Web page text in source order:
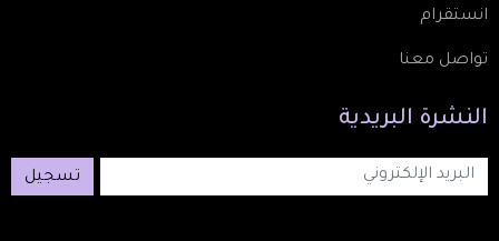
انستقرام
تواصل معنا
النشرة البريدية
تسجيل